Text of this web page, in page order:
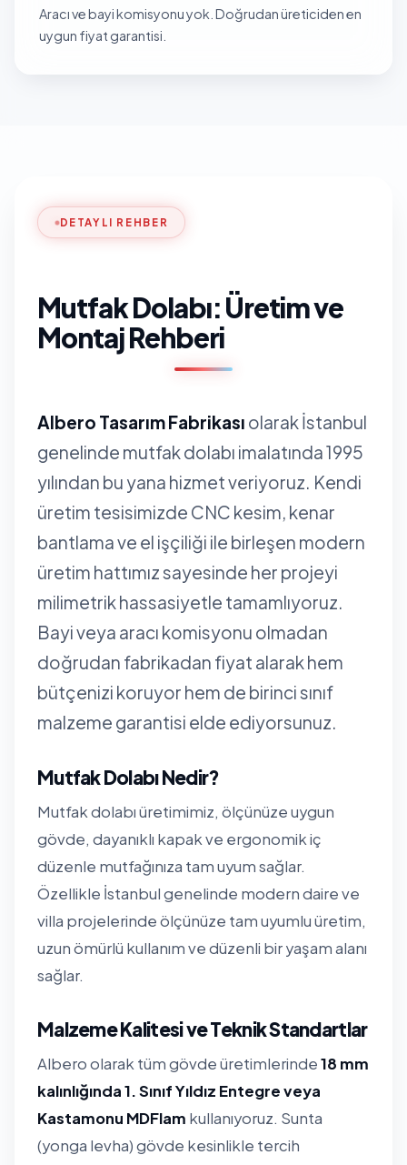
Aracı ve bayi komisyonu yok. Doğrudan üreticiden en
uygun fiyat garantisi.
DETAYLI REHBER
Mutfak Dolabı: Üretim ve
Montaj Rehberi
Albero Tasarım Fabrikası olarak İstanbul
genelinde mutfak dolabı imalatında 1995
yılından bu yana hizmet veriyoruz. Kendi
üretim tesisimizde CNC kesim, kenar
bantlama ve el işçiliği ile birleşen modern
üretim hattımız sayesinde her projeyi
milimetrik hassasiyetle tamamlıyoruz.
Bayi veya aracı komisyonu olmadan
doğrudan fabrikadan fiyat alarak hem
bütçenizi koruyor hem de birinci sınıf
malzeme garantisi elde ediyorsunuz.
Mutfak Dolabı Nedir?
Mutfak dolabı üretimimiz, ölçünüze uygun
gövde, dayanıklı kapak ve ergonomik iç
düzenle mutfağınıza tam uyum sağlar.
Özellikle İstanbul genelinde modern daire ve
villa projelerinde ölçünüze tam uyumlu üretim,
uzun ömürlü kullanım ve düzenli bir yaşam alanı
sağlar.
Malzeme Kalitesi ve Teknik Standartlar
Albero olarak tüm gövde üretimlerinde18 mm
kalınlığında 1. Sınıf Yıldız Entegre veya
Kastamonu MDFlam kullanıyoruz. Sunta
(yonga levha) gövde kesinlikle tercih